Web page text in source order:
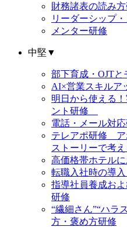
財務諸表の読み
リーダーシップ
メンター研修
中堅 ▼
部下育成・OJTと
AI×営業スキルア
明日から使える
ント研修
電話・メール対
テレアポ研修 ア
ストーリーで考え
高価格帯ホテル
転職入社時の導
指導社員養成お
研修
“繊細さん”“ハラ
方・褒め方研修